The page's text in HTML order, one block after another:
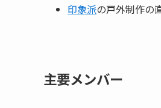
印象派の戸外制作の
主要メンバー